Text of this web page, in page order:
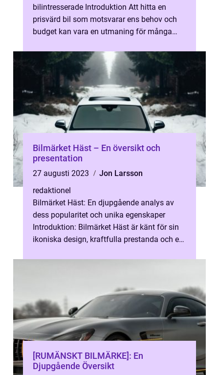
bilintresserade Introduktion Att hitta en
prisvärd bil som motsvarar ens behov och
budget kan vara en utmaning för många
Bilmärket Häst – En översikt och
presentation
27 augusti 2023
Jon Larsson
redaktionel
Bilmärket Häst: En djupgående analys av
dess popularitet och unika egenskaper
Introduktion: Bilmärket Häst är känt för sin
ikoniska design, kraftfulla prestanda och en
[RUMÄNSKT BILMÄRKE]: En
Djupgående Översikt